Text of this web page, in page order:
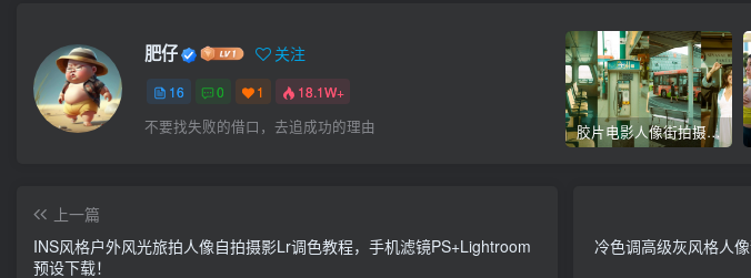
肥仔 关注
16 0 1 18.1W+
不要找失败的借口，去追成功的理由 胶片电影人像街拍摄影后期Lr调色教程，手机滤镜PS+Lightroom预设下载！
上一篇
INS风格户外风光旅拍人像自拍摄影Lr调色教程，手机滤镜PS+Lightroom
预设下载！
冷色调高级灰风格人